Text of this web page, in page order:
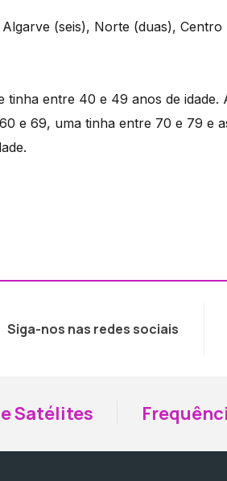
(seis), Norte (duas), Centro
tinha entre 40 e 49 anos de idade.
e 69, uma tinha entre 70 e 79 e
Siga-nos nas redes sociais
Satélites